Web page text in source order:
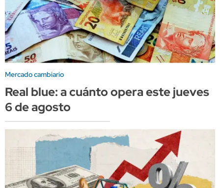
Mercado cambiario
Real blue: a cuánto opera este jueves
6 de agosto